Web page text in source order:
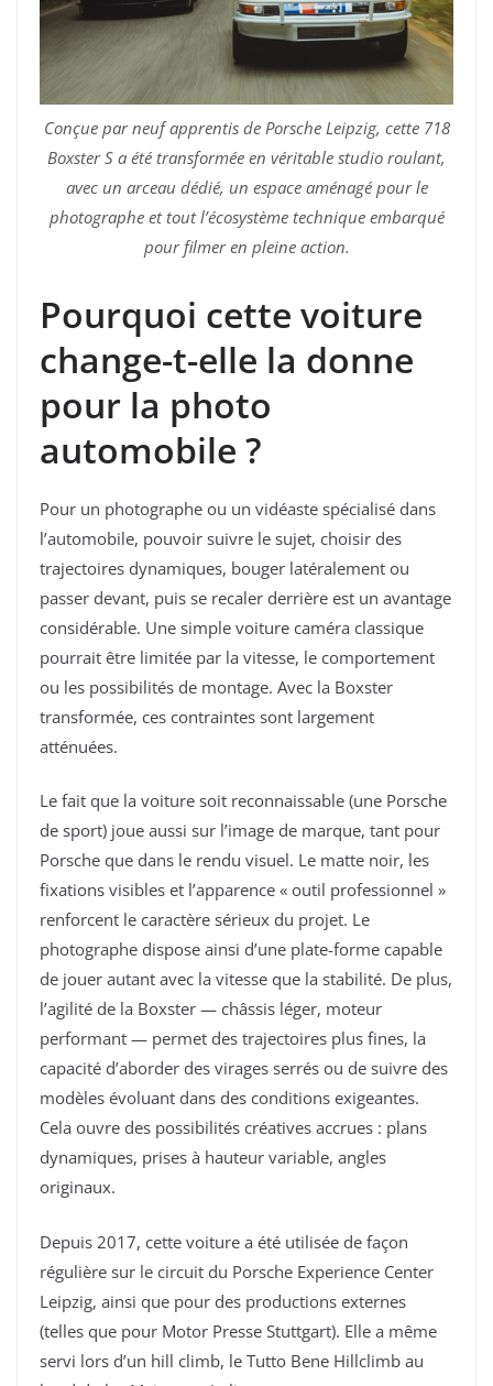
Conçue par neuf apprentis de Porsche Leipzig, cette 718
Boxster S a été transformée en véritable studio roulant,
avec un arceau dédié, un espace aménagé pour le
photographe et tout l’écosystème technique embarqué
pour filmer en pleine action.
Pourquoi cette voiture
change-t-elle la donne
pour la photo
automobile ?
Pour un photographe ou un vidéaste spécialisé dans
l’automobile, pouvoir suivre le sujet, choisir des
trajectoires dynamiques, bouger latéralement ou
passer devant, puis se recaler derrière est un avantage
considérable. Une simple voiture caméra classique
pourrait être limitée par la vitesse, le comportement
ou les possibilités de montage. Avec la Boxster
transformée, ces contraintes sont largement
atténuées.
Le fait que la voiture soit reconnaissable (une Porsche
de sport) joue aussi sur l’image de marque, tant pour
Porsche que dans le rendu visuel. Le matte noir, les
fixations visibles et l’apparence « outil professionnel »
renforcent le caractère sérieux du projet. Le
photographe dispose ainsi d’une plate-forme capable
de jouer autant avec la vitesse que la stabilité. De plus,
l’agilité de la Boxster — châssis léger, moteur
performant — permet des trajectoires plus fines, la
capacité d’aborder des virages serrés ou de suivre des
modèles évoluant dans des conditions exigeantes.
Cela ouvre des possibilités créatives accrues : plans
dynamiques, prises à hauteur variable, angles
originaux.
Depuis 2017, cette voiture a été utilisée de façon
régulière sur le circuit du Porsche Experience Center
Leipzig, ainsi que pour des productions externes
(telles que pour Motor Presse Stuttgart). Elle a même
servi lors d’un hill climb, le Tutto Bene Hillclimb au